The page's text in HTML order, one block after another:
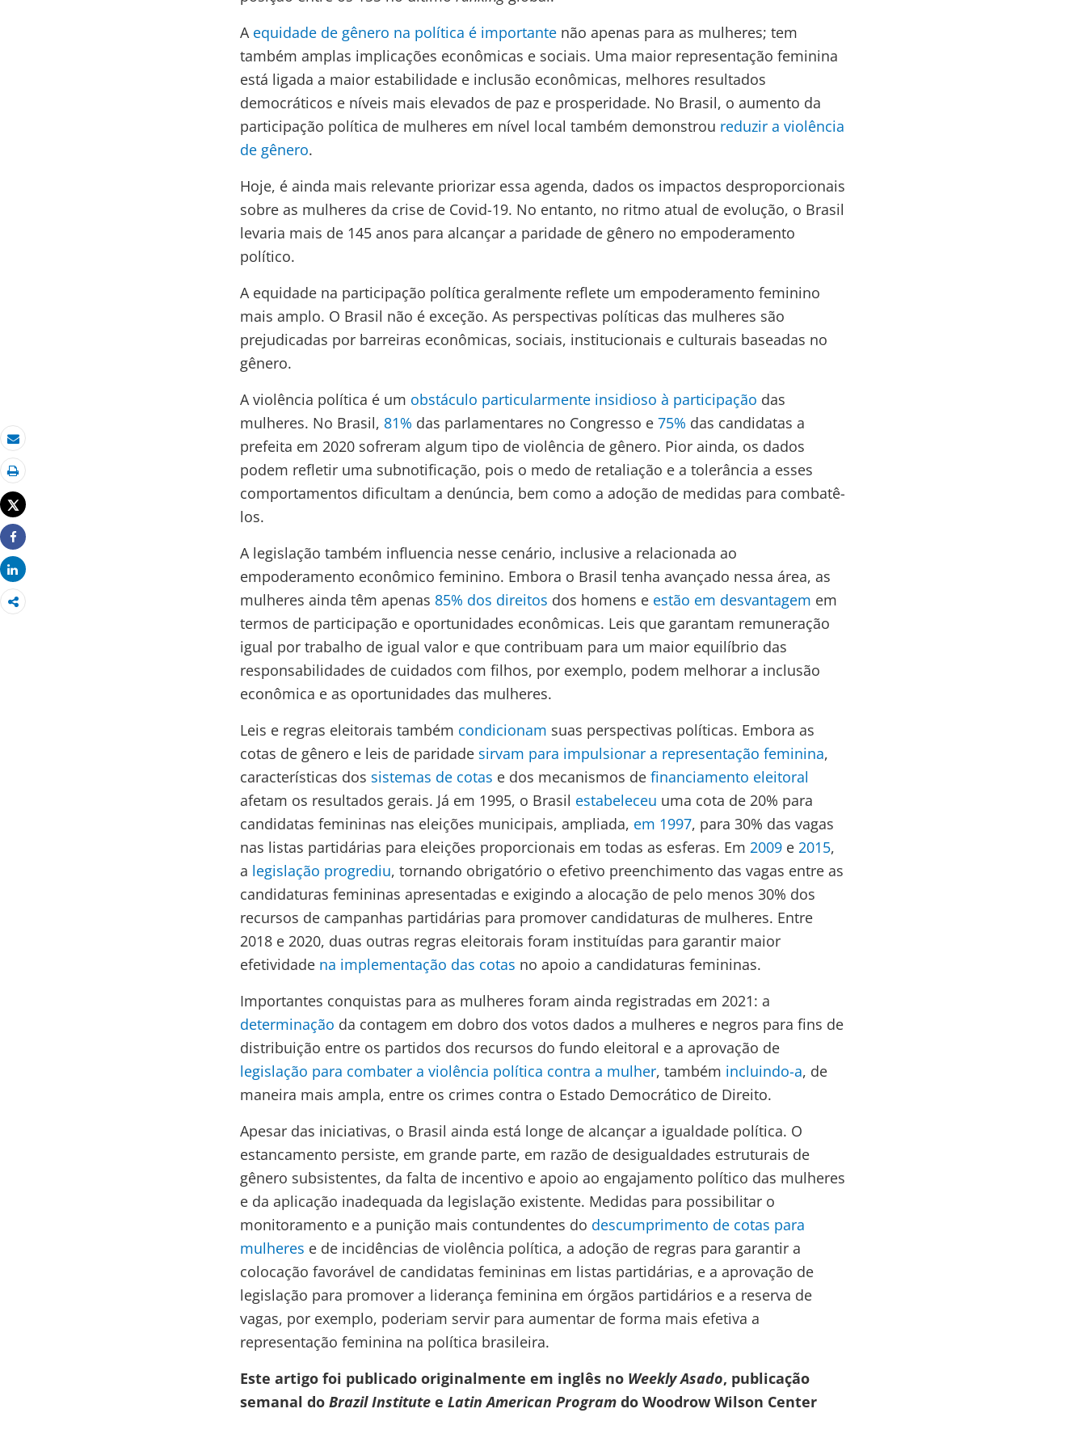
Email
Imprimir
Tweet
Share
Share
A equidade de gênero na política é importante não apenas para as mulheres; tem
também amplas implicações econômicas e sociais. Uma maior representação feminina
está ligada a maior estabilidade e inclusão econômicas, melhores resultados
democráticos e níveis mais elevados de paz e prosperidade. No Brasil, o aumento da
participação política de mulheres em nível local também demonstrou reduzir a violência
de gênero.
Hoje, é ainda mais relevante priorizar essa agenda, dados os impactos desproporcionais
sobre as mulheres da crise de Covid-19. No entanto, no ritmo atual de evolução, o Brasil
levaria mais de 145 anos para alcançar a paridade de gênero no empoderamento
político.
A equidade na participação política geralmente reflete um empoderamento feminino
mais amplo. O Brasil não é exceção. As perspectivas políticas das mulheres são
prejudicadas por barreiras econômicas, sociais, institucionais e culturais baseadas no
gênero.
A violência política é um obstáculo particularmente insidioso à participação das
mulheres. No Brasil, 81% das parlamentares no Congresso e 75% das candidatas a
prefeita em 2020 sofreram algum tipo de violência de gênero. Pior ainda, os dados
podem refletir uma subnotificação, pois o medo de retaliação e a tolerância a esses
comportamentos dificultam a denúncia, bem como a adoção de medidas para combatê-
los.
A legislação também influencia nesse cenário, inclusive a relacionada ao
empoderamento econômico feminino. Embora o Brasil tenha avançado nessa área, as
mulheres ainda têm apenas 85% dos direitos dos homens e estão em desvantagem em
termos de participação e oportunidades econômicas. Leis que garantam remuneração
igual por trabalho de igual valor e que contribuam para um maior equilíbrio das
responsabilidades de cuidados com filhos, por exemplo, podem melhorar a inclusão
econômica e as oportunidades das mulheres.
Leis e regras eleitorais também condicionam suas perspectivas políticas. Embora as
cotas de gênero e leis de paridade sirvam para impulsionar a representação feminina,
características dos sistemas de cotas e dos mecanismos de financiamento eleitoral
afetam os resultados gerais. Já em 1995, o Brasil estabeleceu uma cota de 20% para
candidatas femininas nas eleições municipais, ampliada, em 1997, para 30% das vagas
nas listas partidárias para eleições proporcionais em todas as esferas. Em 2009 e 2015,
a legislação progrediu, tornando obrigatório o efetivo preenchimento das vagas entre as
candidaturas femininas apresentadas e exigindo a alocação de pelo menos 30% dos
recursos de campanhas partidárias para promover candidaturas de mulheres. Entre
2018 e 2020, duas outras regras eleitorais foram instituídas para garantir maior
efetividade na implementação das cotas no apoio a candidaturas femininas.
Importantes conquistas para as mulheres foram ainda registradas em 2021: a
determinação da contagem em dobro dos votos dados a mulheres e negros para fins de
distribuição entre os partidos dos recursos do fundo eleitoral e a aprovação de
legislação para combater a violência política contra a mulher, também incluindo-a, de
maneira mais ampla, entre os crimes contra o Estado Democrático de Direito.
Apesar das iniciativas, o Brasil ainda está longe de alcançar a igualdade política. O
estancamento persiste, em grande parte, em razão de desigualdades estruturais de
gênero subsistentes, da falta de incentivo e apoio ao engajamento político das mulheres
e da aplicação inadequada da legislação existente. Medidas para possibilitar o
monitoramento e a punição mais contundentes do descumprimento de cotas para
mulheres e de incidências de violência política, a adoção de regras para garantir a
colocação favorável de candidatas femininas em listas partidárias, e a aprovação de
legislação para promover a liderança feminina em órgãos partidários e a reserva de
vagas, por exemplo, poderiam servir para aumentar de forma mais efetiva a
representação feminina na política brasileira.
Este artigo foi publicado originalmente em inglês no Weekly Asado, publicação
semanal do Brazil Institute e Latin American Program do Woodrow Wilson Center